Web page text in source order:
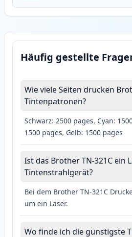
Häufig gestellte
Wie viele Seiten drucken
Tintenpatronen?
Schwarz: 2500 pages, Cyan:
1500 pages, Gelb: 1500 pages
Ist das Brother TN-321C ein
Tintenstrahlgerät?
Bei dem Brother TN-321C
um ein Laser.
Wo finde ich die günstigste